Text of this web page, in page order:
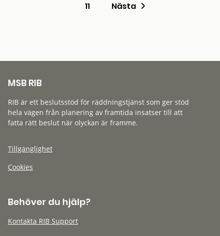
11
Nästa
MSB RIB
RIB är ett beslutsstöd för räddningstjänst som ger stöd
hela vägen från planering av framtida insatser till att
fatta rätt beslut när olyckan är framme.
Tillgänglighet
Cookies
Behöver du hjälp?
Kontakta RIB Support